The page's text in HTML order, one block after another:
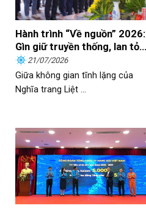
Hành trình “Về nguồn” 2026:
Gìn giữ truyền thống, lan tỏa
trách nhiệm
21/07/2026
Giữa không gian tĩnh lặng của
Nghĩa trang Liệt ...